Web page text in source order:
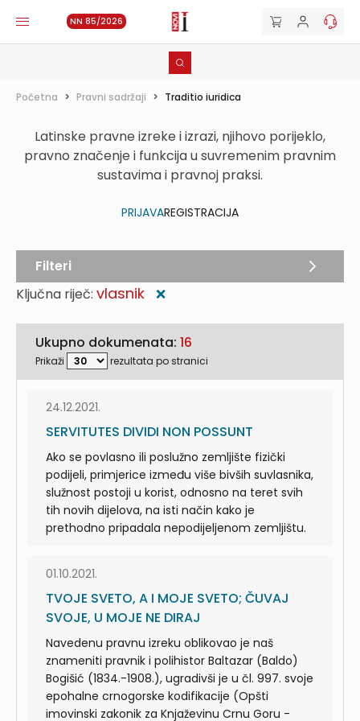
NN 85/2026
Početna > Pravni sadržaji > Traditio iuridica
Latinske pravne izreke i izrazi, njihovo porijeklo,
pravno značenje i funkcija u suvremenim pravnim
sustavima i pravnoj praksi.
PRIJAVAREGISTRACIJA
Ključna riječ: vlasnik ❌
Ukupno dokumenata: 16
Prikaži rezultata po stranici
24.12.2021.
SERVITUTES DIVIDI NON POSSUNT
Ako se povlasno ili poslužno zemljište fizički
podijeli, primjerice između više bivših suvlasnika,
služnost postoji u korist, odnosno na teret svih
tih novih dijelova, na isti način kako je
prethodno pripadala nepodijeljenom zemljištu.
01.10.2021.
TVOJE SVETO, A I MOJE SVETO; ČUVAJ
SVOJE, U MOJE NE DIRAJ
Navedenu pravnu izreku oblikovao je naš
znameniti pravnik i polihistor Baltazar (Baldo)
Bogišić (1834.-1908.), ugradivši je u čl. 997. svoje
epohalne crnogorske kodifikacije (Opšti
imovinski zakonik za Knjaževinu Crnu Goru -
Filteri